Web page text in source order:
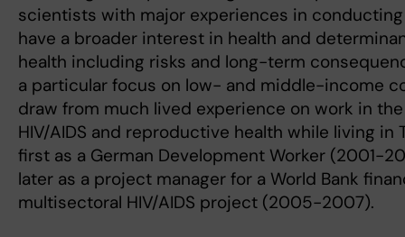
scientists with major experiences in conducting
have a broader interest in health and
health including risks and long-term
a particular focus on low- and middle-income
draw from much lived experience on work in
HIV/AIDS and reproductive health while living in
first as a German Development Worker (2001-
later as a project manager for a World Bank
multisectoral HIV/AIDS project (2005-2007).